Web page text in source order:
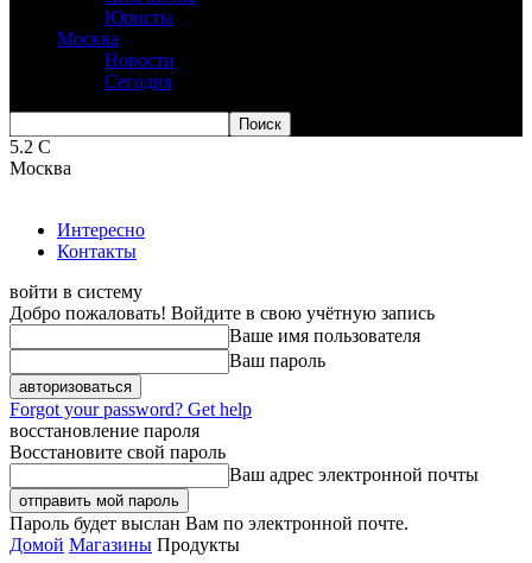
Юристы
Москва
Новости
Сегодня
5.2 C
Москва
Интересно
Контакты
войти в систему
Добро пожаловать! Войдите в свою учётную запись
Ваше имя пользователя
Ваш пароль
Forgot your password? Get help
восстановление пароля
Восстановите свой пароль
Ваш адрес электронной почты
Пароль будет выслан Вам по электронной почте.
Домой Магазины Продукты